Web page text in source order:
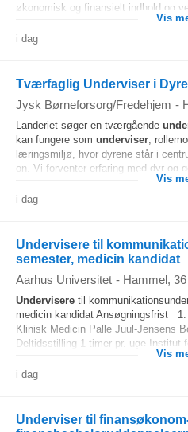
økonomisk og finansielt indhold og
Vis
i dag
Tværfaglig Underviser i
Jysk Børneforsorg/Fredehjem -
Landeriet søger en tværgående
kan fungere som underviser,
læringsmiljø, hvor dyrene står i
on. Vi forventer erfaring med dyr og
Vis
i dag
Undervisere til
semester, medicin kandidat
Aarhus Universitet - Hammel,
Undervisere til
medicin kandidat Ansøgningsfrist
Klinisk Medicin Palle Juul-Jensens
Deltidsstilling 1 timer pr. uge Institut
Vis
i dag
Underviser til